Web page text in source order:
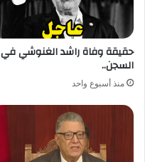
حقيقة وفاة راشد الغنوشي في
السجن..
منذ أسبوع واحد